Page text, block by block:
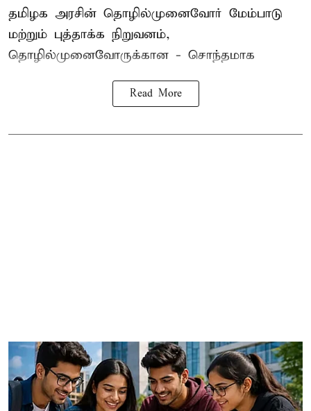
தமிழக அரசின் தொழில்முனைவோர் மேம்பாடு
மற்றும் புத்தாக்க நிறுவனம்,
தொழில்முனைவோருக்கான - சொந்தமாக
Read More